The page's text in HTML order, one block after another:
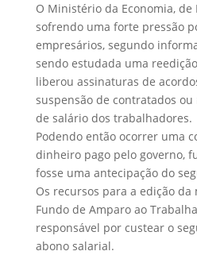
O Ministério da Economia, de
sofrendo uma forte pressão
empresários, segundo
sendo estudada uma
liberou assinaturas de
suspensão de contratados
de salário dos trabalhadores.
Podendo então ocorrer uma
dinheiro pago pelo governo,
fosse uma antecipação do
Os recursos para a edição
Fundo de Amparo ao
responsável por custear o
abono salarial.